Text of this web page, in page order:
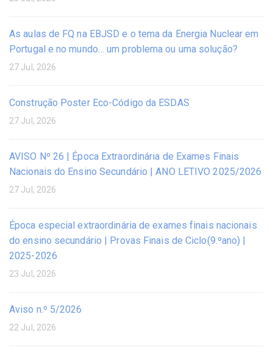
As aulas de FQ na EBJSD e o tema da Energia Nuclear em
Portugal e no mundo… um problema ou uma solução?
27 Jul, 2026
Construção Poster Eco-Código da ESDAS
27 Jul, 2026
AVISO Nº 26 | Época Extraordinária de Exames Finais
Nacionais do Ensino Secundário | ANO LETIVO 2025/2026
27 Jul, 2026
Época especial extraordinária de exames finais nacionais
do ensino secundário | Provas Finais de Ciclo(9.ºano) |
2025-2026
23 Jul, 2026
Aviso n.º 5/2026
22 Jul, 2026